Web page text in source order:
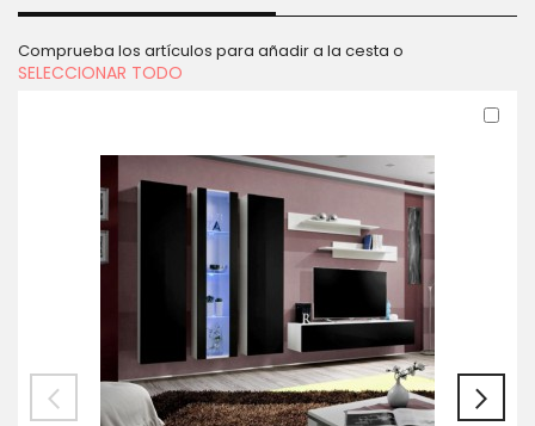
Comprueba los artículos para añadir a la cesta o
SELECCIONAR TODO